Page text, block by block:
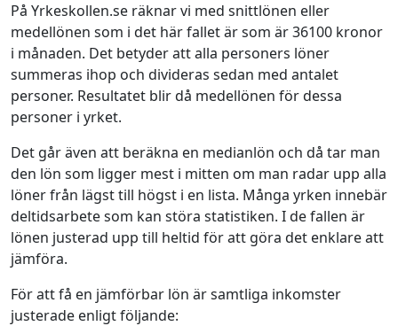
På Yrkeskollen.se räknar vi med snittlönen eller
medellönen som i det här fallet är som är 36100 kronor
i månaden. Det betyder att alla personers löner
summeras ihop och divideras sedan med antalet
personer. Resultatet blir då medellönen för dessa
personer i yrket.
Det går även att beräkna en medianlön och då tar man
den lön som ligger mest i mitten om man radar upp alla
löner från lägst till högst i en lista. Många yrken innebär
deltidsarbete som kan störa statistiken. I de fallen är
lönen justerad upp till heltid för att göra det enklare att
jämföra.
För att få en jämförbar lön är samtliga inkomster
justerade enligt följande: